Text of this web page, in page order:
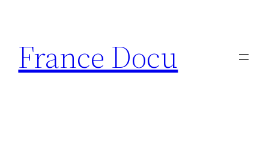
contenu
France Docu